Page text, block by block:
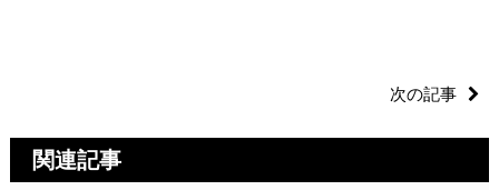
次の記事
関連記事